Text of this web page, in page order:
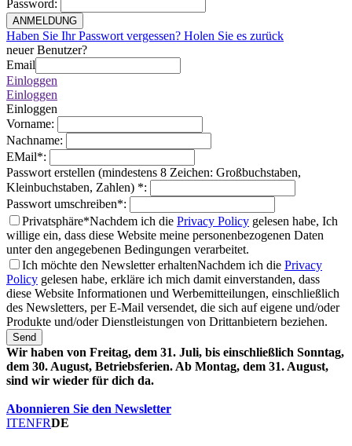
Password:
ANMELDUNG
Haben Sie Ihr Passwort vergessen? Holen Sie es zurück
neuer Benutzer?
Email
Einloggen
Einloggen
Einloggen
Vorname:
Nachname:
EMail*:
Passwort erstellen (mindestens 8 Zeichen: Großbuchstaben,
Kleinbuchstaben, Zahlen) *:
Passwort umschreiben*:
Privatsphäre*Nachdem ich die Privacy Policy gelesen habe, Ich
willige ein, dass diese Website meine personenbezogenen Daten
unter den angegebenen Bedingungen verarbeitet.
Ich möchte den Newsletter erhaltenNachdem ich die Privacy
Policy gelesen habe, erkläre ich mich damit einverstanden, dass
diese Website Informationen und Werbemitteilungen, einschließlich
des Newsletters, per E-Mail versendet, die sich auf eigene und/oder
Produkte und/oder Dienstleistungen von Drittanbietern beziehen.
Send
Wir haben von Freitag, dem 31. Juli, bis einschließlich Sonntag,
dem 30. August, Betriebsferien. Ab Montag, dem 31. August,
sind wir wieder für dich da.
Abonnieren Sie den Newsletter
ITENFRDE